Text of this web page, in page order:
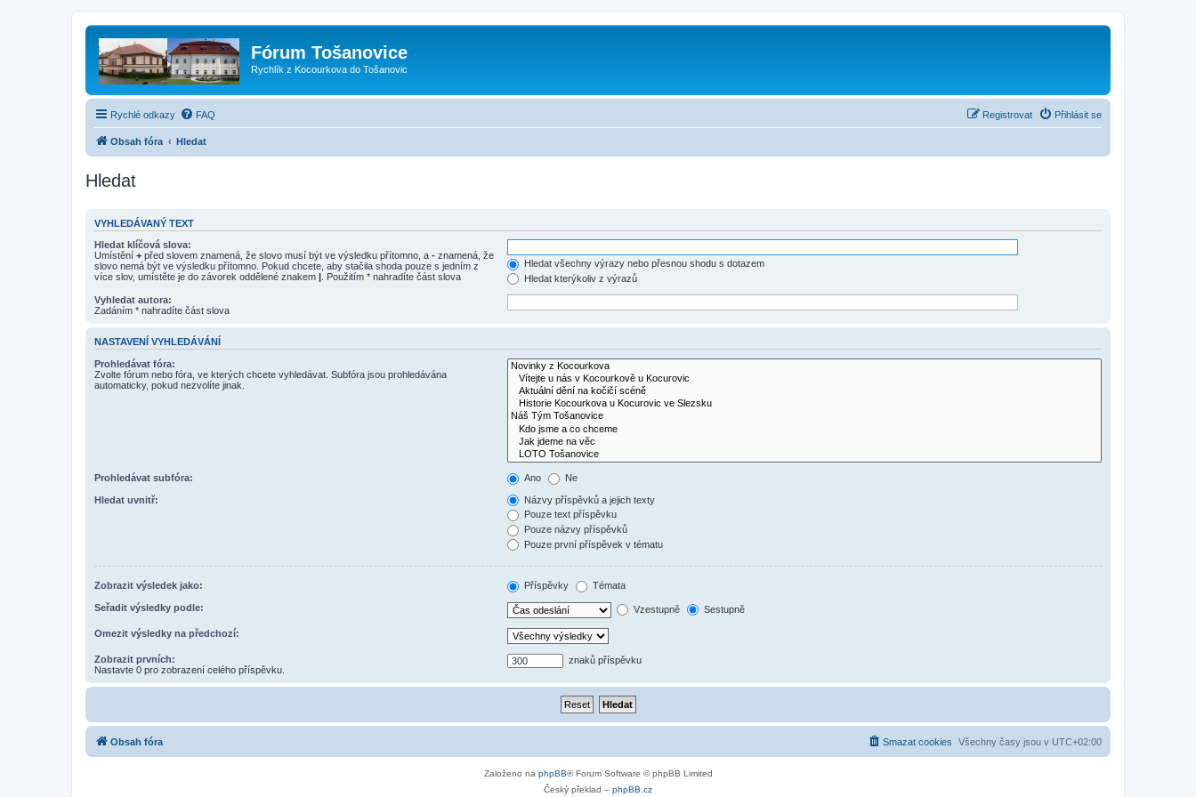
Fórum Tošanovice
Rychlík z Kocourkova do Tošanovic
Rychlé odkazy FAQ Přihlásit se
Registrovat
Obsah fóra Hledat
Hledat
VYHLEDÁVANÝ TEXT
Hledat klíčová slova:
Umístění + před slovem znamená, že slovo musí být ve výsledku přítomno, a - znamená, že
slovo nemá být ve výsledku přítomno. Pokud chcete, aby stačila shoda pouze s jedním z
více slov, umístěte je do závorek oddělené znakem | . Použitím * nahradíte část slova
Hledat všechny výrazy nebo přesnou shodu s dotazem
Hledat kterýkoliv z výrazů
Vyhledat autora:
Zadáním * nahradíte část slova
NASTAVENÍ VYHLEDÁVÁNÍ
Prohledávat fóra:
Zvolte fórum nebo fóra, ve kterých chcete vyhledávat. Subfóra jsou prohledávána
automaticky, pokud nezvolíte jinak.
Prohledávat subfóra: Ano Ne
Hledat uvnitř:
Názvy příspěvků a jejich texty
Pouze text příspěvku
Pouze názvy příspěvků
Pouze první příspěvek v tématu
Zobrazit výsledek jako: Příspěvky Témata
Seřadit výsledky podle: Vzestupně Sestupně
Omezit výsledky na předchozí:
Zobrazit prvních:
Nastavte 0 pro zobrazení celého příspěvku.
znaků příspěvku
Obsah fóra Všechny časy jsou v UTC+02:00
Smazat cookies
Založeno na phpBB® Forum Software © phpBB Limited
Český překlad – phpBB.cz